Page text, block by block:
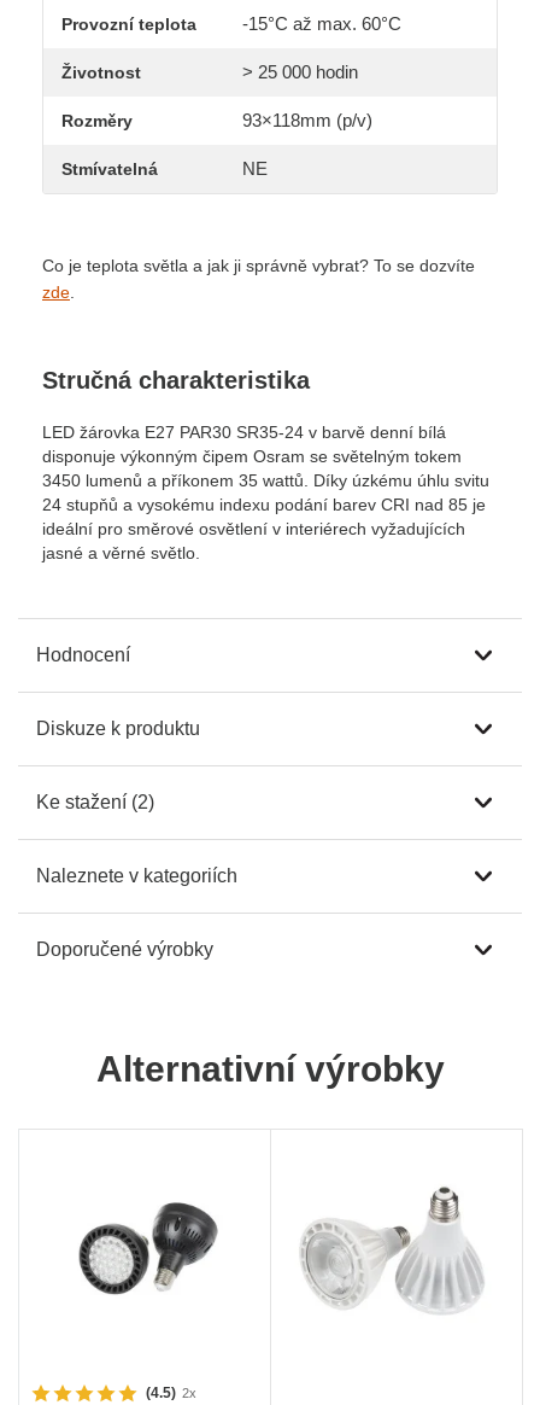
Provozní teplota -15°C až max. 60°C
Životnost > 25 000 hodin
Rozměry 93×118mm (p/v)
Stmívatelná NE
Co je teplota světla a jak ji správně vybrat? To se dozvíte
zde
Stručná charakteristika
LED žárovka E27 PAR30 SR35-24 v barvě denní bílá
disponuje výkonným čipem Osram se světelným tokem
3450 lumenů a příkonem 35 wattů. Díky úzkému úhlu svitu
24 stupňů a vysokému indexu podání barev CRI nad 85 je
ideální pro směrové osvětlení v interiérech vyžadujících
jasné a věrné světlo.
Hodnocení
Diskuze k produktu
Ke stažení (2)
Naleznete v kategoriích
Doporučené výrobky
Alternativní výrobky
(4.5) 2x